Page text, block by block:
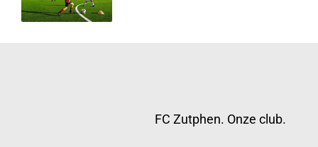
FC Zutphen. Onze club.